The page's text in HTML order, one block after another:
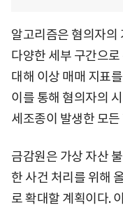
알고리즘은 혐의자의
다양한 세부 구간으
대해 이상 매매 지표
이를 통해 혐의자의
세조종이 발생한 모
금감원은 가상 자산
한 사건 처리를 위해
로 확대할 계획이다.